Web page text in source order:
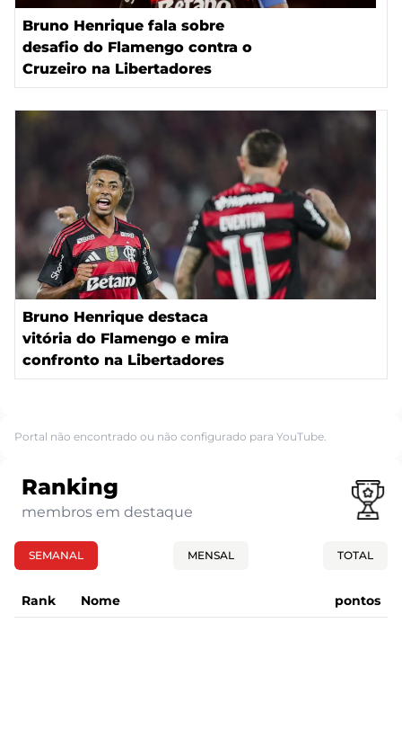
Bruno Henrique fala sobre
desafio do Flamengo contra o
Cruzeiro na Libertadores
Bruno Henrique destaca
vitória do Flamengo e mira
confronto na Libertadores
Portal não encontrado ou não configurado para YouTube.
Ranking
membros em destaque
SEMANAL MENSAL TOTAL
Rank Nome pontos